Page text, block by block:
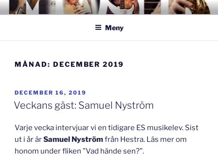
Hoppa
till
GISLAVEDMUSIKESTET
– här formas framtiden!
Meny
MÅNAD: DECEMBER 2019
PUBLICERAT
DECEMBER 16, 2019
Veckans gäst: Samuel Nyström
Varje vecka intervjuar vi en tidigare ES musikelev. Sist
ut i år ärSamuel Nyströmfrån Hestra. Läs mer om
honom under fliken ”Vad hände sen?”.